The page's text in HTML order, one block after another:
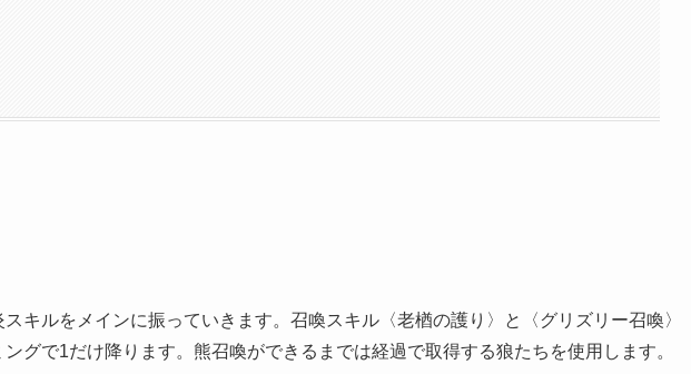
キルをメインに振っていきます。召喚スキル〈老楢の護り〉と〈グリズリー召喚〉
グで1だけ降ります。熊召喚ができるまでは経過で取得する狼たちを使用します。